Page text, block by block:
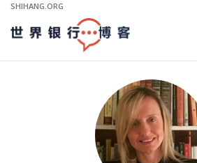
Skip
Main
Navigation
SHIHANG.ORG